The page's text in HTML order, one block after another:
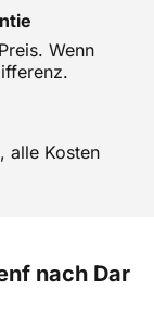
Wenn
alle Kosten
nach Dar